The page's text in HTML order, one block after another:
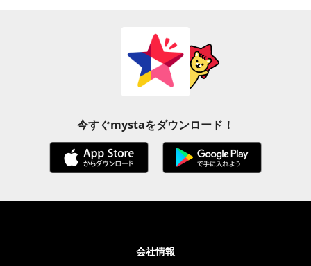
今すぐmystaをダウンロード！
会社情報